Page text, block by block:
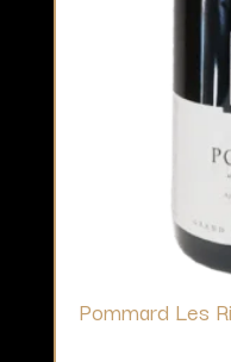
Pommard Les